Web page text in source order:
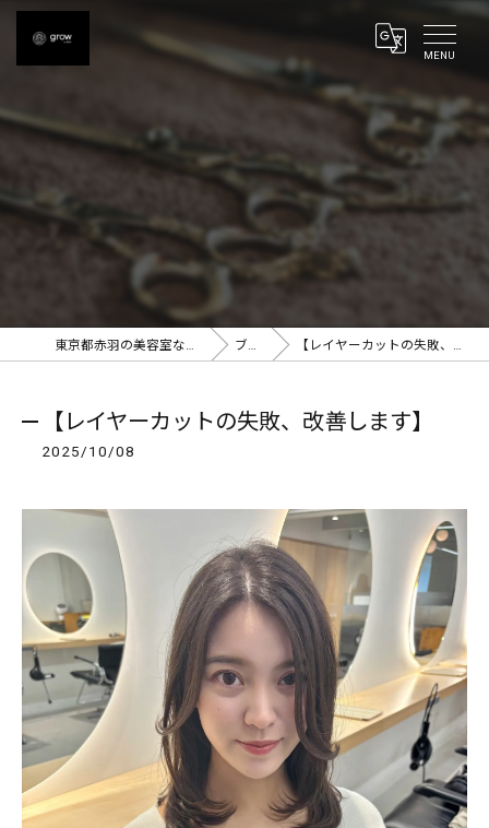
東京都赤羽の美容室ならgrow 赤羽 ブログ 【レイヤーカットの失敗、改善します】
【レイヤーカットの失敗、改善します】
2025/10/08